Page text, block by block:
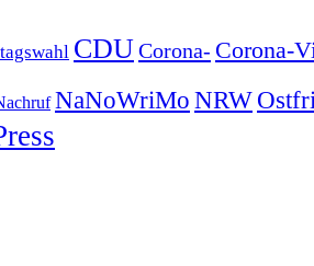
CDUCorona- Corona-
NaNoWriMo NRW